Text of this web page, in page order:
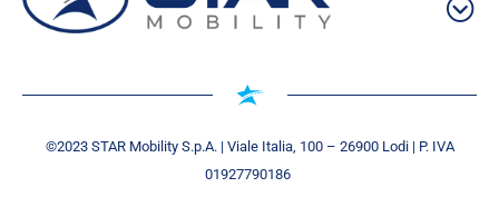
©2023 STAR Mobility S.p.A. | Viale Italia, 100 – 26900 Lodi | P. IVA
01927790186